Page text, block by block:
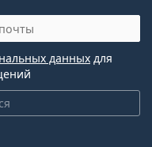
данных для